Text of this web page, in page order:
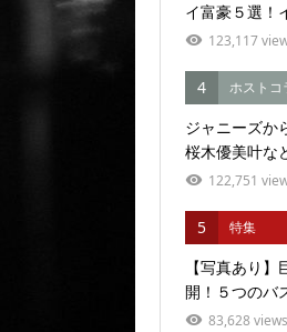
イ富豪５選！
123,117
4 ホストコ
ジャニーズか
桜木優美叶な
122,751
5 特集
【写真あり
開！５つのバ
83,628 views